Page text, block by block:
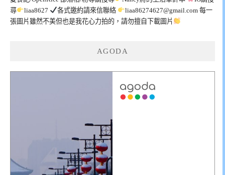
尋
liaa8627 各式邀約請來信聯絡 liaa86274627@gmail.com每一
張圖片雖然不美但也是我花心力拍的，請勿擅自下載圖片
AGODA